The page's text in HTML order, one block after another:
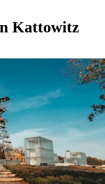
Kattowitz